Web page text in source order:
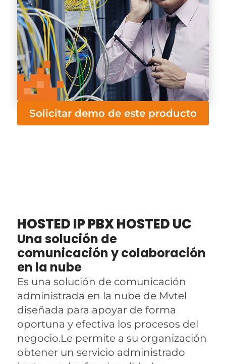
Solicitar demo de este producto
HOSTED IP PBX HOSTED UC
Una solución de
comunicación y colaboración
en la nube
Es una solución de comunicación
administrada en la nube de Mvtel
diseñada para apoyar de forma
oportuna y efectiva los procesos del
negocio.Le permite a su organización
obtener un servicio administrado